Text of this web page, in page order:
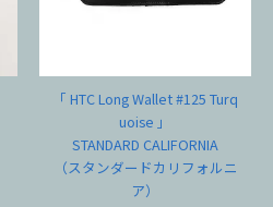
「 HTC Long Wallet #125 Turq
uoise 」
STANDARD CALIFORNIA
（スタンダードカリフォルニ
ア）